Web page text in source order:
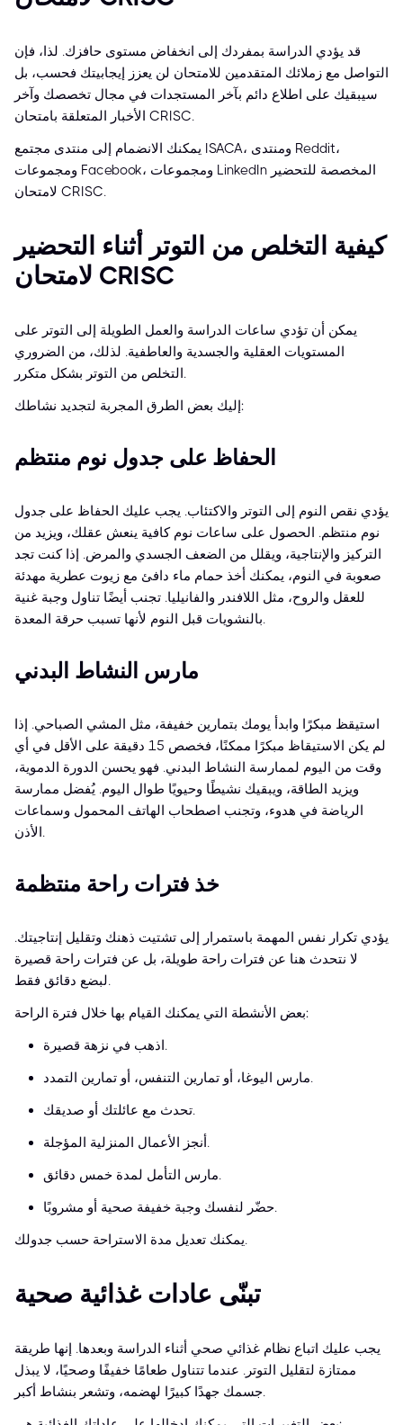
قد يؤدي الدراسة بمفردك إلى انخفاض مستوى حافزك. لذا، فإن
التواصل مع زملائك المتقدمين للامتحان لن يعزز إيجابيتك فحسب، بل
سيبقيك على اطلاع دائم بآخر المستجدات في مجال تخصصك وآخر
الأخبار المتعلقة بامتحان CRISC.
يمكنك الانضمام إلى منتدى مجتمع ISACA، ومنتدى Reddit،
ومجموعات Facebook، ومجموعات LinkedIn المخصصة للتحضير
لامتحان CRISC.
كيفية التخلص من التوتر أثناء التحضير
لامتحان CRISC
يمكن أن تؤدي ساعات الدراسة والعمل الطويلة إلى التوتر على
المستويات العقلية والجسدية والعاطفية. لذلك، من الضروري
التخلص من التوتر بشكل متكرر.
إليك بعض الطرق المجربة لتجديد نشاطك:
الحفاظ على جدول نوم منتظم
يؤدي نقص النوم إلى التوتر والاكتئاب. يجب عليك الحفاظ على جدول
نوم منتظم. الحصول على ساعات نوم كافية ينعش عقلك، ويزيد من
التركيز والإنتاجية، ويقلل من الضعف الجسدي والمرض. إذا كنت تجد
صعوبة في النوم، يمكنك أخذ حمام ماء دافئ مع زيوت عطرية مهدئة
للعقل والروح، مثل اللافندر والفانيليا. تجنب أيضًا تناول وجبة غنية
بالنشويات قبل النوم لأنها تسبب حرقة المعدة.
مارس النشاط البدني
استيقظ مبكرًا وابدأ يومك بتمارين خفيفة، مثل المشي الصباحي. إذا
لم يكن الاستيقاظ مبكرًا ممكنًا، فخصص 15 دقيقة على الأقل في أي
وقت من اليوم لممارسة النشاط البدني. فهو يحسن الدورة الدموية،
ويزيد الطاقة، ويبقيك نشيطًا وحيويًا طوال اليوم. يُفضل ممارسة
الرياضة في هدوء، وتجنب اصطحاب الهاتف المحمول وسماعات
الأذن.
خذ فترات راحة منتظمة
يؤدي تكرار نفس المهمة باستمرار إلى تشتيت ذهنك وتقليل إنتاجيتك.
لا نتحدث هنا عن فترات راحة طويلة، بل عن فترات راحة قصيرة
لبضع دقائق فقط.
بعض الأنشطة التي يمكنك القيام بها خلال فترة الراحة:
اذهب في نزهة قصيرة.
مارس اليوغا، أو تمارين التنفس، أو تمارين التمدد.
تحدث مع عائلتك أو صديقك.
أنجز الأعمال المنزلية المؤجلة.
مارس التأمل لمدة خمس دقائق.
حضّر لنفسك وجبة خفيفة صحية أو مشروبًا.
يمكنك تعديل مدة الاستراحة حسب جدولك.
تبنّى عادات غذائية صحية
يجب عليك اتباع نظام غذائي صحي أثناء الدراسة وبعدها. إنها طريقة
ممتازة لتقليل التوتر. عندما تتناول طعامًا خفيفًا وصحيًا، لا يبذل
جسمك جهدًا كبيرًا لهضمه، وتشعر بنشاط أكبر.